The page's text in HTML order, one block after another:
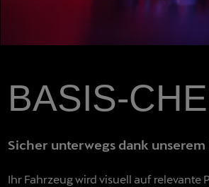
BASIS-
Sicher unterwegs dank unserem
Ihr Fahrzeug wird visuell auf relevante